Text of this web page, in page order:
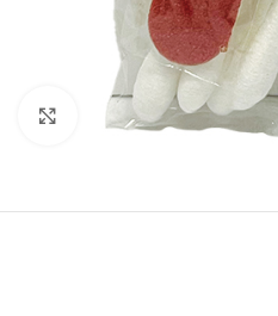
Clicca per ingrandire